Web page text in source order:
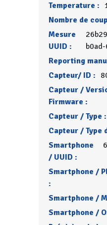
Temperature :
Nombre de
Mesure
UUID :
Reporting
Capteur/ ID :
Capteur /
Firmware :
Capteur / Type :
Capteur / Type
Smartphone
/ UUID :
Smartphone /
:
Smartphone /
Smartphone /